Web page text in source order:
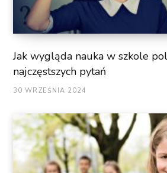
Jak wygląda nauka w szkole
najczęstszych pytań
30 WRZEŚNIA 2024